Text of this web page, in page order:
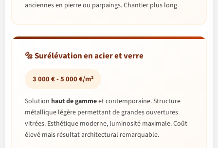
anciennes en pierre ou parpaings. Chantier plus long.
🔩 Surélévation en acier et verre
3 000 € - 5 000 €/m²
Solution haut de gammeet contemporaine. Structure
métallique légère permettant de grandes ouvertures
vitrées. Esthétique moderne, luminosité maximale. Coût
élevé mais résultat architectural remarquable.